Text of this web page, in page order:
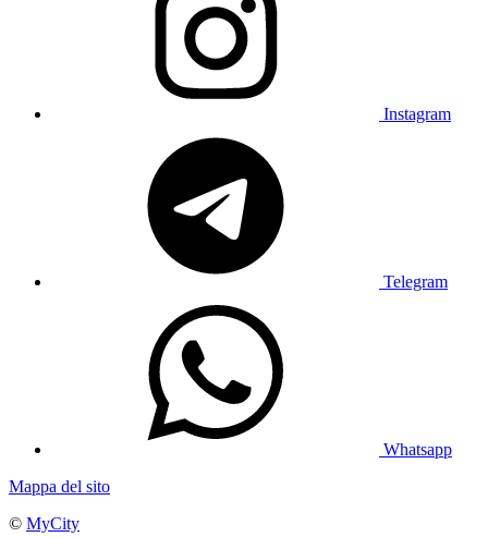
Instagram
Telegram
Whatsapp
Mappa del sito
© MyCity